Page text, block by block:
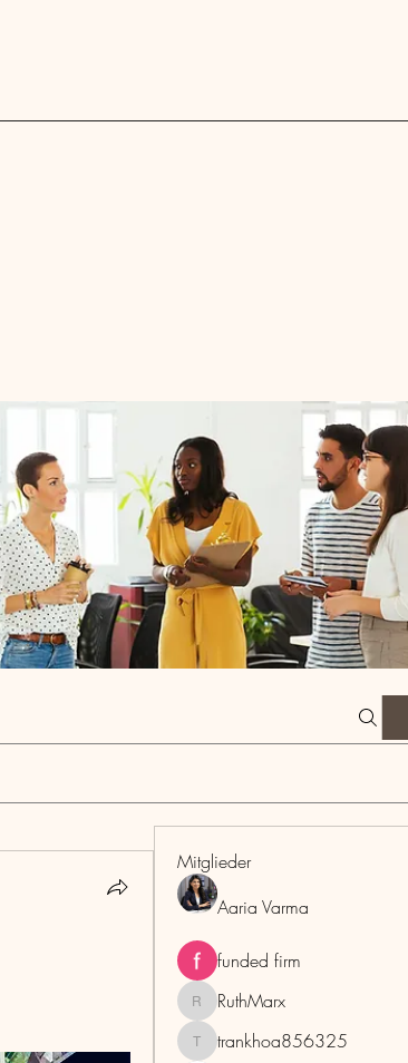
Mitglieder
Aaria Varma
funded firm
RuthMarx
RuthMarx
trankhoa856325
trankhoa856325